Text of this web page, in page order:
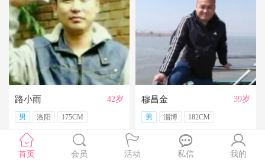
【携手到老】 今天开通钻石会员了，给我来信吧，我能看到你的联系方式哦
【铭铭】40岁未婚上海杨浦男征婚，外地人或者上海人都可以，不介意是否离异，三观合适即可，速与我联系。
【任子君】现居深圳罗湖区，44岁，离异，在深圳工作，找一个大方、善良，会疼爱人的女子做老婆，希望​‌‌能在这里遇见你，非诚勿扰。
【张小英】想找一个心动的人
路小雨 42岁
男 洛阳 175CM
穆昌金 39岁
男 淄博 182CM
首页 会员 活动 私信 我的